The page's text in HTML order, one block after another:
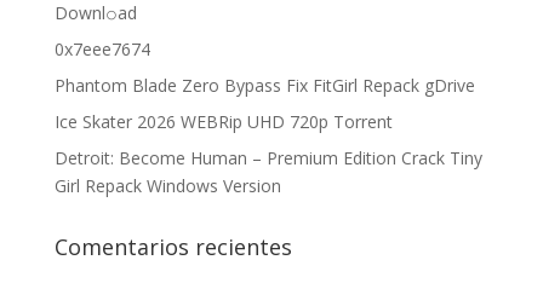
Downl𝚘аd
0x7eee7674
Phantom Blade Zero Bypass Fix FitGirl Repack gDrive
Ice Skater 2026 WEBRip UHD 720p Torrent
Detroit: Become Human – Premium Edition Crack Tiny
Girl Repack Windows Version
Comentarios recientes